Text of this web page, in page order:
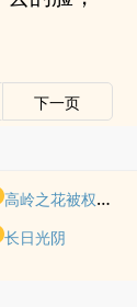
下一页
高岭之花被权贵轮了后
长日光阴